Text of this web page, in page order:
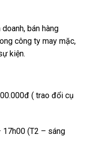
bán hàng
công ty may mặc,
kiện.
( trao đổi cụ
17h00 (T2 – sáng